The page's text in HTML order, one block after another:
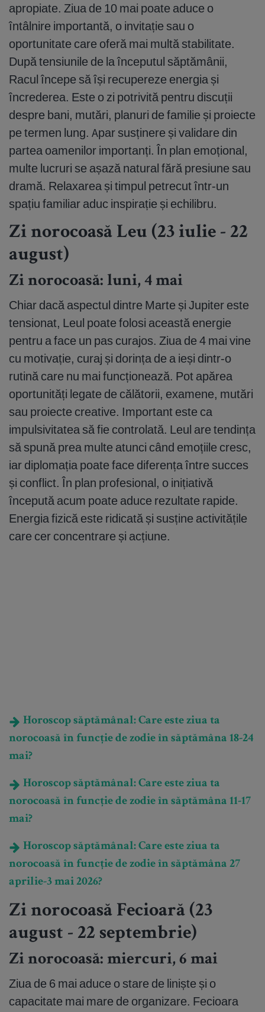
apropiate. Ziua de 10 mai poate aduce o
întâlnire importantă, o invitație sau o
oportunitate care oferă mai multă stabilitate.
După tensiunile de la începutul săptămânii,
Racul începe să își recupereze energia și
încrederea. Este o zi potrivită pentru discuții
despre bani, mutări, planuri de familie și proiecte
pe termen lung. Apar susținere și validare din
partea oamenilor importanți. În plan emoțional,
multe lucruri se așază natural fără presiune sau
dramă. Relaxarea și timpul petrecut într-un
spațiu familiar aduc inspirație și echilibru.
Zi norocoasă Leu (23 iulie - 22
august)
Zi norocoasă: luni, 4 mai
Chiar dacă aspectul dintre Marte și Jupiter este
tensionat, Leul poate folosi această energie
pentru a face un pas curajos. Ziua de 4 mai vine
cu motivație, curaj și dorința de a ieși dintr-o
rutină care nu mai funcționează. Pot apărea
oportunități legate de călătorii, examene, mutări
sau proiecte creative. Important este ca
impulsivitatea să fie controlată. Leul are tendința
să spună prea multe atunci când emoțiile cresc,
iar diplomația poate face diferența între succes
și conflict. În plan profesional, o inițiativă
începută acum poate aduce rezultate rapide.
Energia fizică este ridicată și susține activitățile
care cer concentrare și acțiune.
Horoscop săptămânal: Care este ziua ta
norocoasă în funcție de zodie în săptămâna 18-24
mai?
Horoscop săptămânal: Care este ziua ta
norocoasă în funcție de zodie în săptămâna 11-17
mai?
Horoscop săptămânal: Care este ziua ta
norocoasă în funcție de zodie în săptămâna 27
aprilie-3 mai 2026?
Zi norocoasă Fecioară (23
august - 22 septembrie)
Zi norocoasă: miercuri, 6 mai
Ziua de 6 mai aduce o stare de liniște și o
capacitate mai mare de organizare. Fecioara